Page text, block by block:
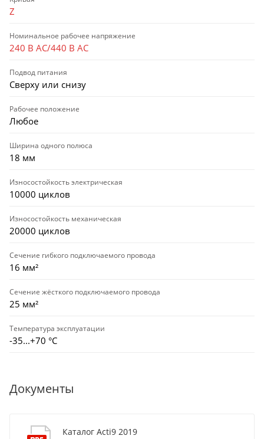
Z
Номинальное рабочее напряжение
240 В AC/440 В AC
Подвод питания
Сверху или снизу
Рабочее положение
Любое
Ширина одного полюса
18 мм
Износостойкость электрическая
10000 циклов
Износостойкость механическая
20000 циклов
Сечение гибкого подключаемого провода
16 мм²
Сечение жёсткого подключаемого провода
25 мм²
Температура эксплуатации
-35...+70 °С
Документы
Каталог Acti9 2019